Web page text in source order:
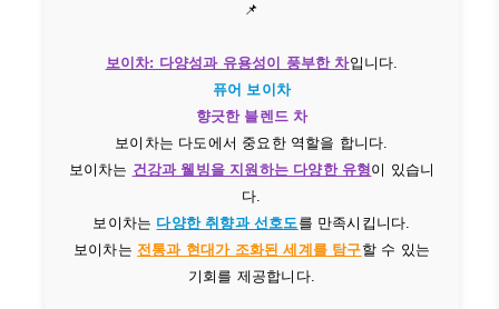
📌
보이차: 다양성과 유용성이 풍부한 차입니다.
퓨어 보이차
향긋한 블렌드 차
보이차는 다도에서 중요한 역할을 합니다.
보이차는 건강과 웰빙을 지원하는 다양한 유형이 있습니
다.
보이차는 다양한 취향과 선호도를 만족시킵니다.
보이차는 전통과 현대가 조화된 세계를 탐구할 수 있는
기회를 제공합니다.